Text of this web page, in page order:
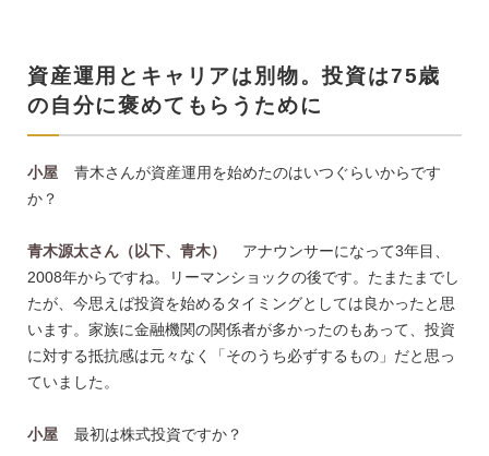
資産運用とキャリアは別物。投資は75歳
の自分に褒めてもらうために
小屋
青木さんが資産運用を始めたのはいつぐらいからです
か？
青木源太さん（以下、青木）
アナウンサーになって3年目、
2008年からですね。リーマンショックの後です。たまたまでし
たが、今思えば投資を始めるタイミングとしては良かったと思
います。家族に金融機関の関係者が多かったのもあって、投資
に対する抵抗感は元々なく「そのうち必ずするもの」だと思っ
ていました。
小屋 最初は株式投資ですか？